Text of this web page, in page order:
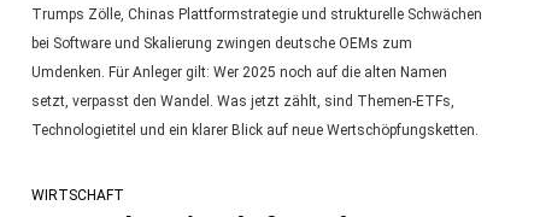
Trumps Zölle, Chinas Plattformstrategie und strukturelle Schwächen
bei Software und Skalierung zwingen deutsche OEMs zum
Umdenken. Für Anleger gilt: Wer 2025 noch auf die alten Namen
setzt, verpasst den Wandel. Was jetzt zählt, sind Themen-ETFs,
Technologietitel und ein klarer Blick auf neue Wertschöpfungsketten.
WIRTSCHAFT